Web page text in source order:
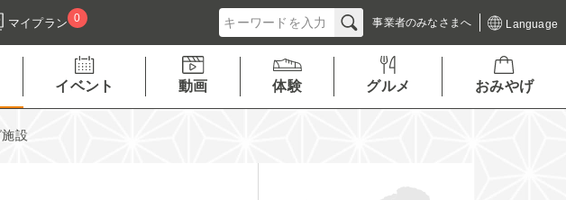
マイプラン 0 事業者のみなさまへ Language
イベント 動画 体験 グルメ おみやげ
設